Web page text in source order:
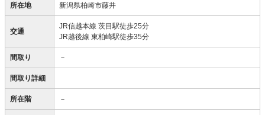
所在地 新潟県柏崎市藤井
交通
JR信越本線 茨目駅徒歩25分
JR越後線 東柏崎駅徒歩35分
間取り －
間取り詳細
所在階 －